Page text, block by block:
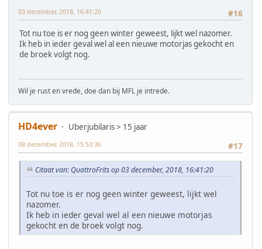
#16
03 december, 2018, 16:41:20
Tot nu toe is er nog geen winter geweest, lijkt wel nazomer.
Ik heb in ieder geval wel al een nieuwe motorjas gekocht en
de broek volgt nog.
Wil je rust en vrede, doe dan bij MFL je intrede.
HD4ever
Uberjubilaris > 15 jaar
#17
08 december, 2018, 15:53:36
Citaat van: QuattroFrits op 03 december, 2018, 16:41:20
Tot nu toe is er nog geen winter geweest, lijkt wel
nazomer.
Ik heb in ieder geval wel al een nieuwe motorjas
gekocht en de broek volgt nog.